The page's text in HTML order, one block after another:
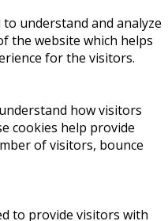
understand and analyze
the website which helps
for the visitors.
how visitors
cookies help provide
of visitors, bounce
to provide visitors with